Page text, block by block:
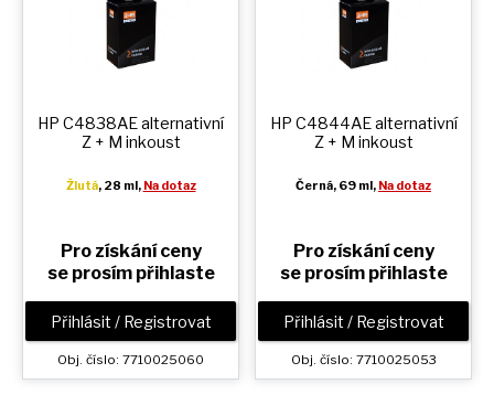
HP C4838AE alternativní
Z + M inkoust
Žlutá, 28 ml, Na dotaz
Pro získání ceny
se prosím přihlaste
Přihlásit / Registrovat
Obj. číslo: 7710025060
HP C4844AE alternativní
Z + M inkoust
Černá, 69 ml, Na dotaz
Pro získání ceny
se prosím přihlaste
Přihlásit / Registrovat
Obj. číslo: 7710025053